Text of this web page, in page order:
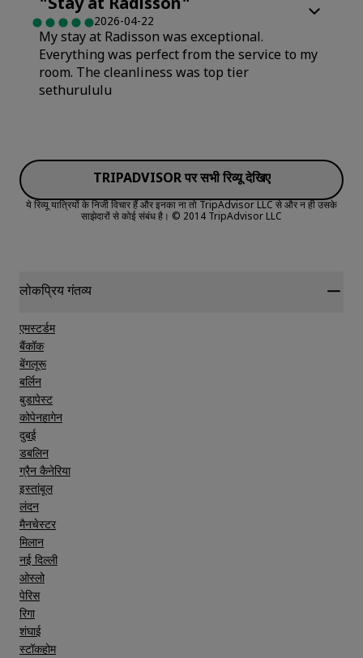
Value
Sleep Quality
"Stay at Radisson"
2026-04-22
My stay at Radisson was exceptional.
Everything was perfect from the service to my
room. The cleanliness was top tier
sethurululu
Location
Cleanliness
TRIPADVISOR पर सभी रिव्यू देखिए
ये रिव्यू यात्रियों के निजी विचार हैं और इनका ना तो TripAdvisor LLC से और न ही उसके
साझेदारों से कोई संबंध है। © 2014 TripAdvisor LLC
लोकप्रिय गंतव्य
एमस्टर्डम
बैंकॉक
बेंगलूरू
बर्लिन
बुडापेस्ट
कोपेनहागेन
दुबई
डबलिन
ग्रैन कैनेरिया
इस्तांबूल
लंदन
मैनचेस्टर
मिलान
नई दिल्ली
ओस्लो
पेरिस
रिगा
शंघाई
स्टॉकहोम